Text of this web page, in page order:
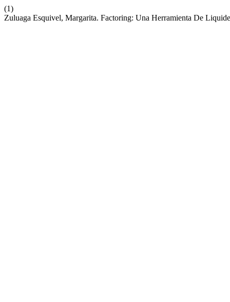
(1)
Zuluaga Esquivel, ​Margarita. Factoring: Una Herramienta De